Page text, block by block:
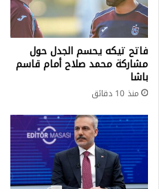
فاتح تيكه يحسم الجدل حول
مشاركة محمد صلاح أمام قاسم
باشا
منذ 10 دقائق